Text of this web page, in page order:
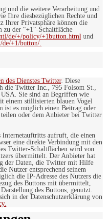
und die weitere Verarbeitung und
Ihre diesbezüglichen Rechte und
Ihrer Privatsphäre können die
zu der “+1″-Schaltfläche
de/+/policy/+1button.html und
+1/button/.
des Dienstes Twitter. Diese
die Twitter Inc., 795 Folsom St.,
Sie sind an Begriffen wie
einem stillisierten blauen Vogel
ist es möglich einen Beitrag oder
oder dem Anbieter bei Twitter
Internetauftritts aufruft, die einen
eine direkte Verbindung mit den
Twitter-Schaltflächen wird von
übermittelt. Der Anbieter hat
der Daten, die Twitter mit Hilfe
Nutzer entsprechend seinem
die IP-Adresse des Nutzers die
des Buttons mit übermittelt,
des Buttons, genutzt.
in der Datenschutzerklärung von